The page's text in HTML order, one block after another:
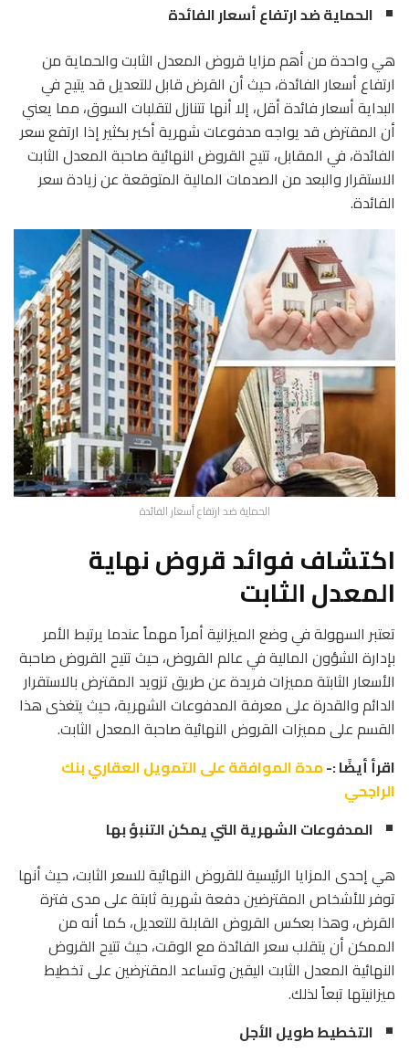
الحماية ضد ارتفاع أسعار الفائدة
هي واحدة من أهم مزايا قروض المعدل الثابت والحماية من
ارتفاع أسعار الفائدة، حيث أن القرض قابل للتعديل قد يتيح في
البداية أسعار فائدة أقل، إلا أنها تتنازل لتقلبات السوق، مما يعني
أن المقترض قد يواجه مدفوعات شهرية أكبر بكثير إذا ارتفع سعر
الفائدة، في المقابل، تتيح القروض النهائية صاحبة المعدل الثابت
الاستقرار والبعد من الصدمات المالية المتوقعة عن زيادة سعر
الفائدة.
الحماية ضد ارتفاع أسعار الفائدة
اكتشاف فوائد قروض نهاية
المعدل الثابت
تعتبر السهولة في وضع الميزانية أمراً مهماً عندما يرتبط الأمر
بإدارة الشؤون المالية في عالم القروض، حيث تتيح القروض صاحبة
الأسعار الثابتة مميزات فريدة عن طريق تزويد المقترض بالاستقرار
الدائم والقدرة على معرفة المدفوعات الشهرية، حيث يتغذى هذا
القسم على مميزات القروض النهائية صاحبة المعدل الثابت.
اقرأ أيضًا :-مدة الموافقة على التمويل العقاري بنك
الراجحي
المدفوعات الشهرية التي يمكن التنبؤ بها
هي إحدى المزايا الرئيسية للقروض النهائية للسعر الثابت، حيث أنها
توفر للأشخاص المقترضين دفعة شهرية ثابتة على مدى فترة
القرض، وهذا بعكس القروض القابلة للتعديل، كما أنه من
الممكن أن يتقلب سعر الفائدة مع الوقت، حيث تتيح القروض
النهائية المعدل الثابت اليقين وتساعد المقترضين على تخطيط
ميزانيتها تبعاً لذلك.
التخطيط طويل الأجل